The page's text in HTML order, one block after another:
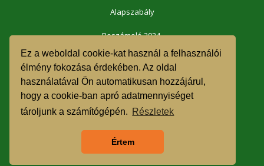
Ez a weboldal cookie-kat használ a felhasználói
élmény fokozása érdekében. Az oldal
használatával Ön automatikusan hozzájárul,
hogy a cookie-ban apró adatmennyiséget
tároljunk a számítógépén. Részletek
Értem
Alapszabály
Beszámoló 2024.
Beszámoló 2023.
Beszámoló 2022.
Beszámoló 2021.
1% felajánlás 2023.